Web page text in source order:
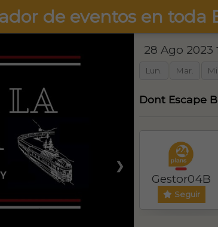
de eventos en toda
❯
28 Ago 2023
Lun. Mar.
Dont Escape
Gestor04B
Seguir